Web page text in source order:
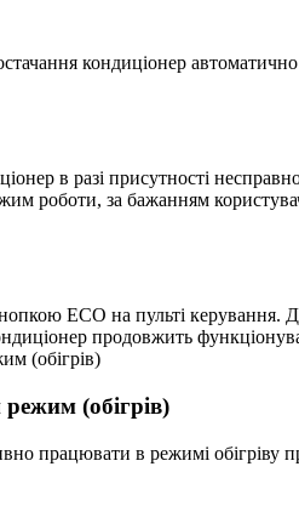
кондиціонер
в разі присутності
роботи, за бажанням
ECO на пульті керування.
продовжить
(обігрів)
працювати в режимі обігріву